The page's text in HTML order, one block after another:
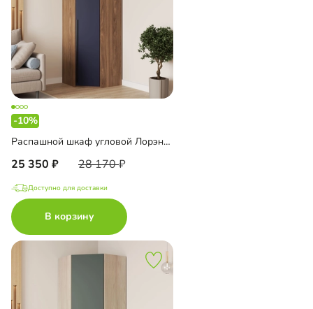
-10%
Распашной шкаф угловой Лорэна-800 Премиум
25 350 28 170
Доступно для доставки
В корзину